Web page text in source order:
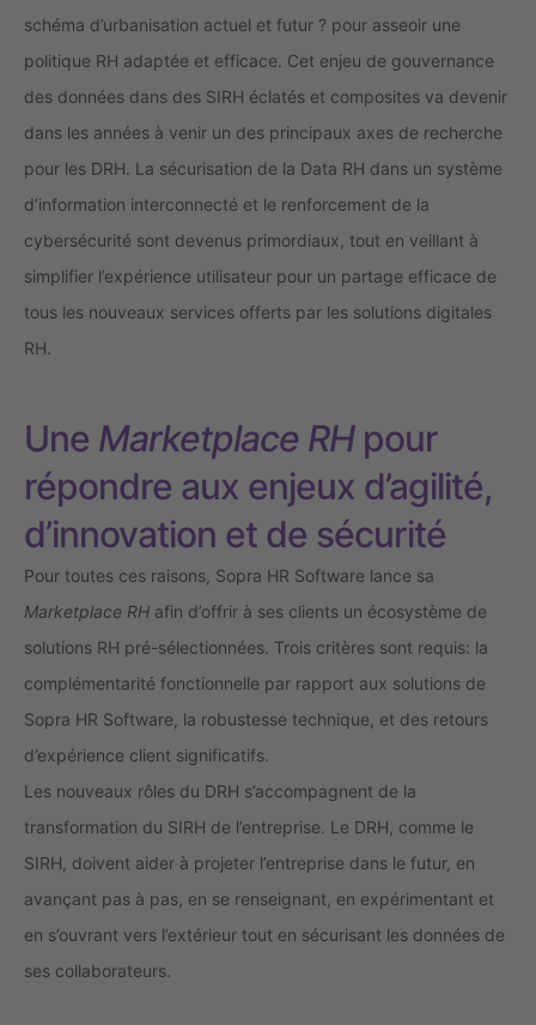
schéma d’urbanisation actuel et futur ? pour asseoir une
politique RH adaptée et efficace. Cet enjeu de gouvernance
des données dans des SIRH éclatés et composites va devenir
dans les années à venir un des principaux axes de recherche
pour les DRH. La sécurisation de la Data RH dans un système
d’information interconnecté et le renforcement de la
cybersécurité sont devenus primordiaux, tout en veillant à
simplifier l’expérience utilisateur pour un partage efficace de
tous les nouveaux services offerts par les solutions digitales
RH.
Une Marketplace RH pour
répondre aux enjeux d’agilité,
d’innovation et de sécurité
Pour toutes ces raisons, Sopra HR Software lance sa
Marketplace RH afin d’offrir à ses clients un écosystème de
solutions RH pré-sélectionnées. Trois critères sont requis: la
complémentarité fonctionnelle par rapport aux solutions de
Sopra HR Software, la robustesse technique, et des retours
d’expérience client significatifs.
Les nouveaux rôles du DRH s’accompagnent de la
transformation du SIRH de l’entreprise. Le DRH, comme le
SIRH, doivent aider à projeter l’entreprise dans le futur, en
avançant pas à pas, en se renseignant, en expérimentant et
en s’ouvrant vers l’extérieur tout en sécurisant les données de
ses collaborateurs.